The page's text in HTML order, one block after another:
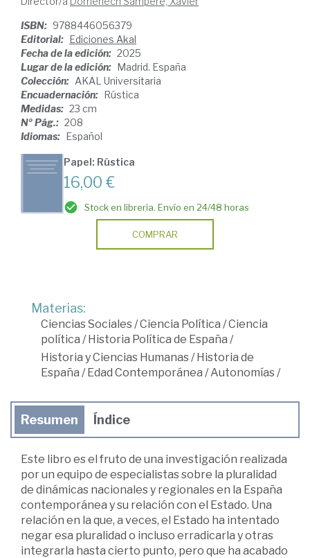
ISBN: 9788446056379
Editorial: Ediciones Akal
Fecha de la edición: 2025
Lugar de la edición: Madrid. España
Colección: AKAL Universitaria
Encuadernación: Rústica
Medidas: 23 cm
Nº Pág.: 208
Idiomas: Español
Papel: Rústica
16,00 €
Stock en librería. Envío en 24/48 horas
COMPRAR
Materias:
Ciencias Sociales/Ciencia Política /Ciencia
política /Historia Política de España /
Historia y Ciencias Humanas/Historia de
España /Edad Contemporánea /Autonomías/
Resumen Índice
Este libro es el fruto de una investigación realizada
por un equipo de especialistas sobre la pluralidad
de dinámicas nacionales y regionales en la España
contemporánea y su relación con el Estado. Una
relación en la que, a veces, el Estado ha intentado
negar esa pluralidad o incluso erradicarla y otras
integrarla hasta cierto punto, pero que ha acabado